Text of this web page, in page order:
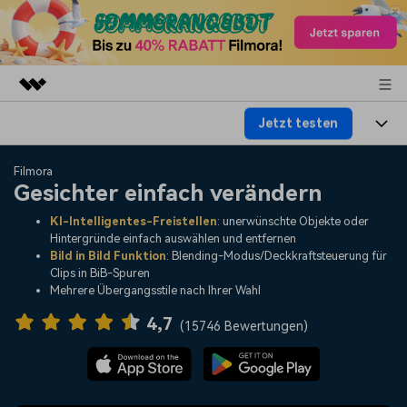
Dienstprogramme
Business
Überblick
Lösungen
Über uns
Presseraum
Jetzt testen
Produkte
Funktionen
Assets
Video/Foto
Audio
Text
Lösungen
Marketing & Business
Lifestyle & Spaß
Video-Prompts
Über 100 heiße Video-
Meisterkurs
Beherrschen Sie
Hilfe-Center
Filmora
Gesichter einfach verändern
KI-Intelligentes-Freistellen: unerwünschte Objekte oder
Hintergründe einfach auswählen und entfernen
Bild in Bild Funktion: Blending-Modus/Deckkraftsteuerung für
Clips in BiB-Spuren
Mehrere Übergangsstile nach Ihrer Wahl
4,7 (15746 Bewertungen)